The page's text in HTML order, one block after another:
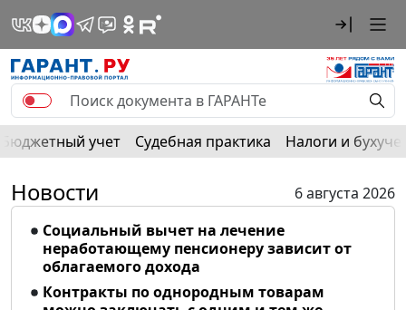
Бюджетный учет Судебная практика Налоги и
Новости
6 августа 2026
Социальный вычет на лечение
неработающему пенсионеру зависит от
облагаемого дохода
Контракты по однородным товарам